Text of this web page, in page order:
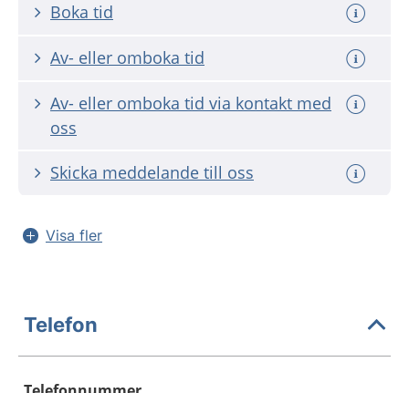
Boka tid
Av- eller omboka tid
Av- eller omboka tid via kontakt med
oss
Skicka meddelande till oss
Visa fler
Telefon